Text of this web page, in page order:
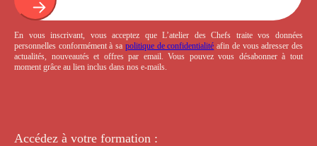
En vous inscrivant, vous acceptez que L’atelier des Chefs traite vos données
personnelles conformément à sa politique de confidentialité afin de vous adresser des
actualités, nouveautés et offres par email. Vous pouvez vous désabonner à tout
moment grâce au lien inclus dans nos e-mails.
Accédez à votre formation :